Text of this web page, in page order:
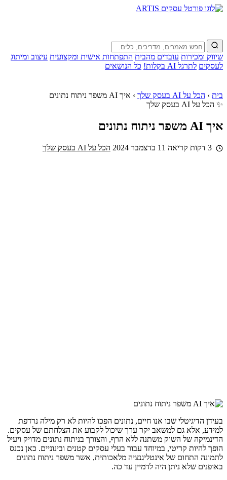
שיווק ומכירות עובדים מהבית התפתחות אישית ומקצועית עיצוב ומיתוג
לעסקים לתרגל AI בקלות! כל הנושאים
בית › הכל על AI בעסק שלך › איך AI משפר ניתוח נתונים
✨ הכל על AI בעסק שלך
איך AI משפר ניתוח נתונים
11 בדצמבר 2024 הכל על AI בעסק שלך
בעידן הדיגיטלי שבו אנו חיים, נתונים הפכו להיות לא רק מילה נרדפת
למידע, אלא גם למשאב יקר ערך שיכול לקבוע את הצלחתם של עסקים.
הדינמיקה של השוק משתנה ללא הרף, והצורך בניתוח נתונים מדויק ויעיל
הופך להיות קריטי, במיוחד עבור בעלי עסקים קטנים ובינוניים. כאן נכנס
לתמונה התחום של אינטליגנציה מלאכותית, אשר משפר ניתוח נתונים
באופנים שלא ניתן היה לדמיין עד כה.